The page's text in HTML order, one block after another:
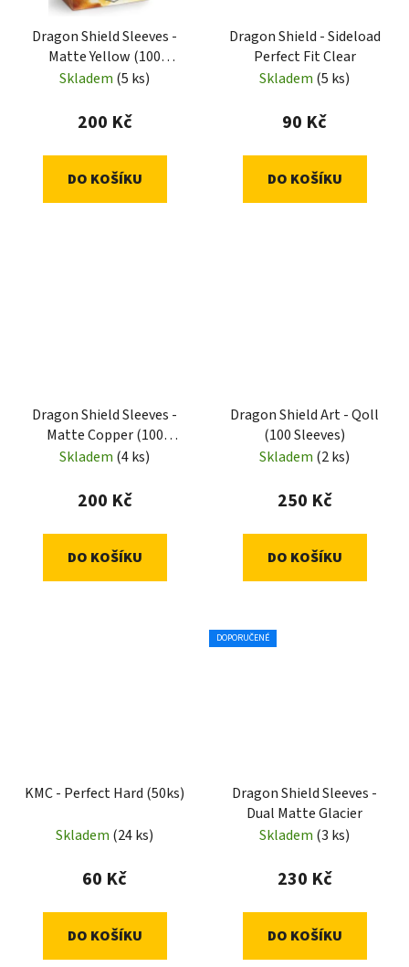
Dragon Shield Sleeves -
Matte Yellow (100
Sleeves)
Skladem (5 ks)
200 Kč
DO KOŠÍKU
Dragon Shield - Sideload
Perfect Fit Clear
Skladem (5 ks)
90 Kč
DO KOŠÍKU
Dragon Shield Sleeves -
Matte Copper (100
Sleeves)
Skladem (4 ks)
200 Kč
DO KOŠÍKU
Dragon Shield Art - Qoll
(100 Sleeves)
Skladem (2 ks)
250 Kč
DO KOŠÍKU
KMC - Perfect Hard (50ks)
Skladem (24 ks)
60 Kč
DO KOŠÍKU
DOPORUČENÉ
Dragon Shield Sleeves -
Dual Matte Glacier
Skladem (3 ks)
230 Kč
DO KOŠÍKU